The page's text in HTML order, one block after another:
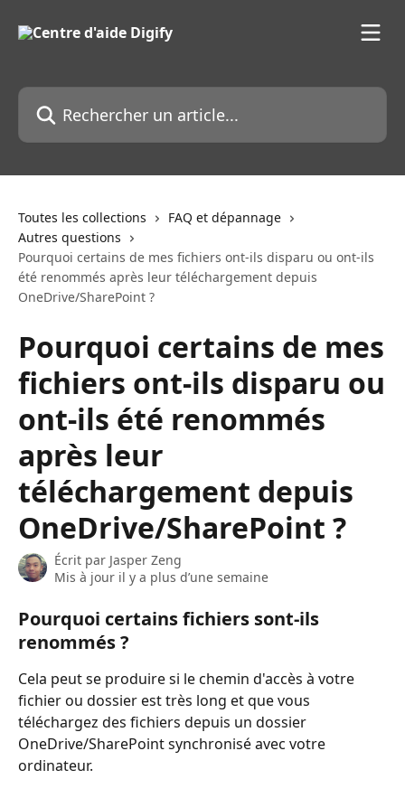
Rechercher un article...
Toutes les collections
FAQ et dépannage
Autres questions
Pourquoi certains de mes fichiers ont-ils disparu ou ont-ils
été renommés après leur téléchargement depuis
OneDrive/SharePoint ?
Pourquoi certains de mes
fichiers ont-ils disparu ou
ont-ils été renommés
après leur
téléchargement depuis
OneDrive/SharePoint ?
Écrit par Jasper Zeng
Mis à jour il y a plus d’une semaine
Pourquoi certains fichiers sont-ils
renommés ?
Cela peut se produire si le chemin d'accès à votre
fichier ou dossier est très long et que vous
téléchargez des fichiers depuis un dossier
OneDrive/SharePoint synchronisé avec votre
ordinateur.